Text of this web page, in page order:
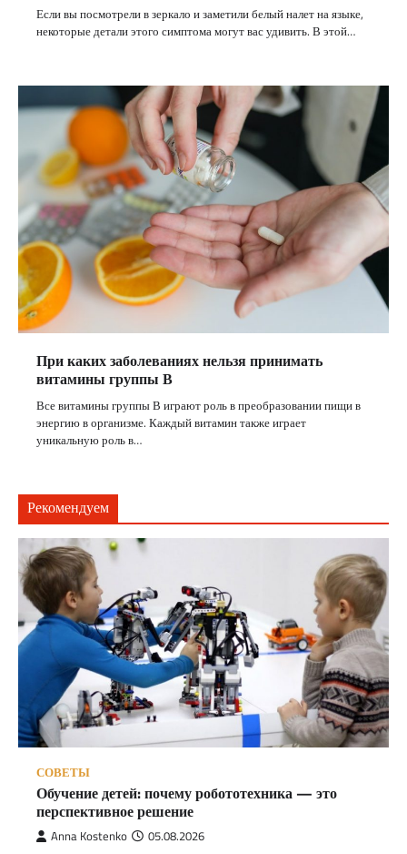
Если вы посмотрели в зеркало и заметили белый налет на языке,
некоторые детали этого симптома могут вас удивить. В этой…
При каких заболеваниях нельзя принимать
витамины группы В
Все витамины группы В играют роль в преобразовании пищи в
энергию в организме. Каждый витамин также играет
уникальную роль в…
Рекомендуем
СОВЕТЫ
Обучение детей: почему робототехника — это
перспективное решение
Anna Kostenko 05.08.2026